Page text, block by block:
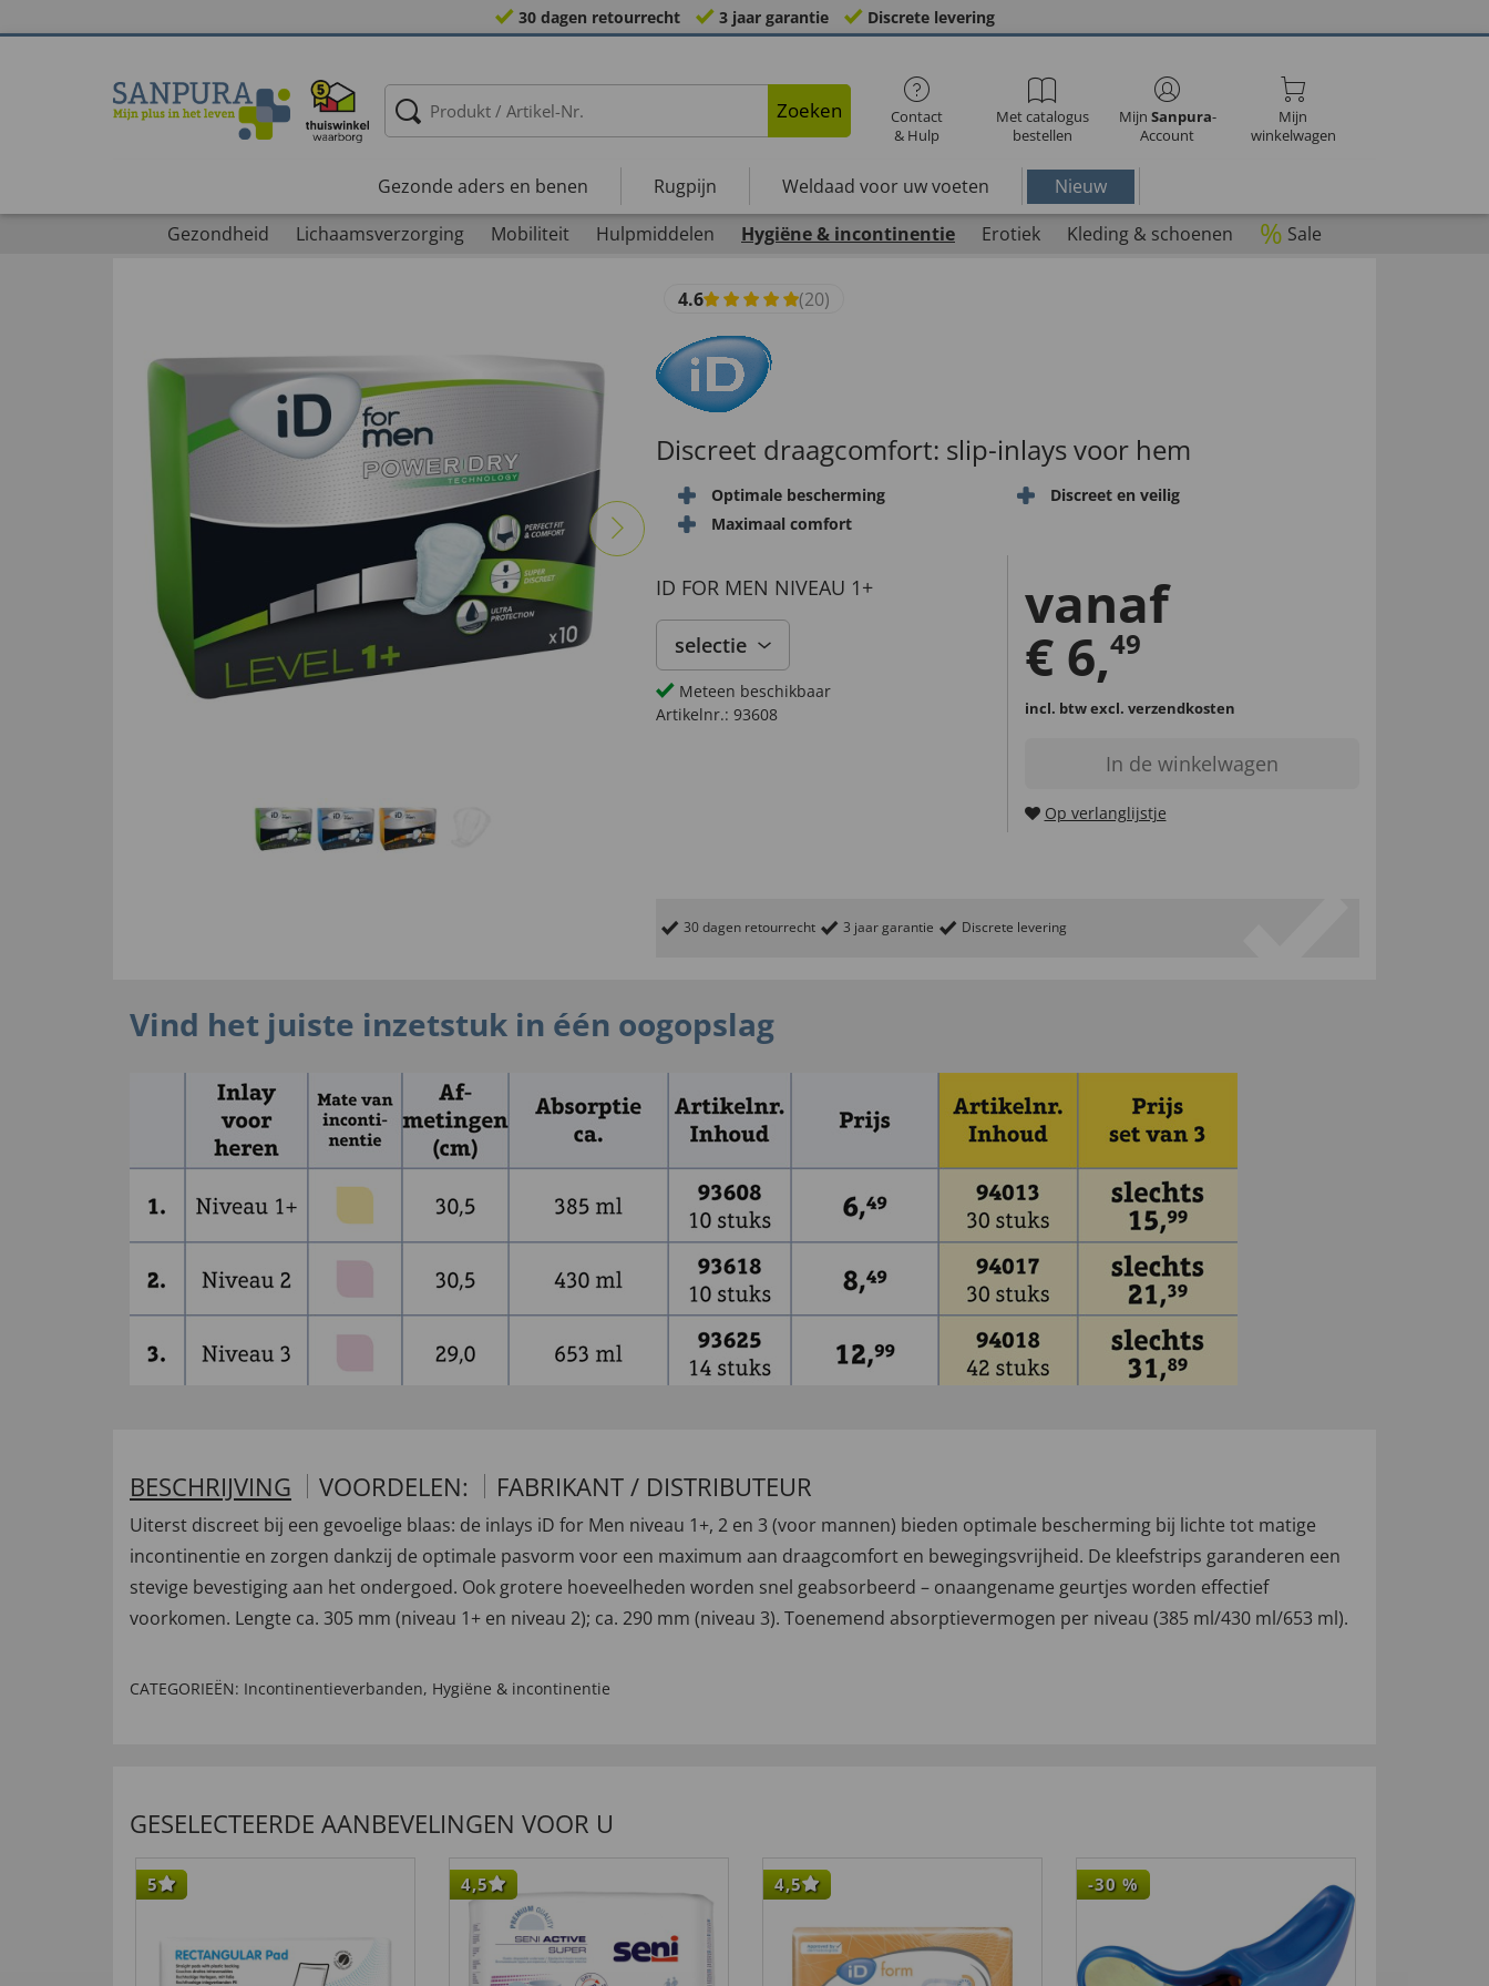
30 dagen retourrecht 3 jaar garantie Discrete levering
Zoeken
Contact
& Hulp
Met catalogus
bestellen
Mijn Sanpura-
Account
Mijn
winkelwagen
Gezonde aders en benen Rugpijn Weldaad voor uw voeten
Nieuw
Gezondheid
Lichaamsverzorging Mobiliteit Hulpmiddelen Hygiëne & incontinentie Erotiek Kleding & schoenen % Sale
4.6 (20)
Discreet draagcomfort: slip-inlays voor hem
Optimale bescherming
Maximaal comfort
Discreet en veilig
ID FOR MEN NIVEAU 1+
selectie
Meteen beschikbaar
Artikelnr.: 93608
vanaf
€ 6,49
incl. btwexcl. verzendkosten
In de winkelwagen
Op verlanglijstje
30 dagen retourrecht 3 jaar garantie Discrete levering
Vind het juiste inzetstuk in één oogopslag
BESCHRIJVING VOORDELEN: FABRIKANT / DISTRIBUTEUR
Uiterst discreet bij een gevoelige blaas: de inlays iD for Men niveau 1+, 2 en 3 (voor mannen) bieden optimale bescherming bij lichte tot matige
incontinentie en zorgen dankzij de optimale pasvorm voor een maximum aan draagcomfort en bewegingsvrijheid. De kleefstrips garanderen een
stevige bevestiging aan het ondergoed. Ook grotere hoeveelheden worden snel geabsorbeerd – onaangename geurtjes worden effectief
voorkomen. Lengte ca. 305 mm (niveau 1+ en niveau 2); ca. 290 mm (niveau 3). Toenemend absorptievermogen per niveau (385 ml/430 ml/653 ml).
CATEGORIEËN: Incontinentieverbanden, Hygiëne & incontinentie
GESELECTEERDE AANBEVELINGEN VOOR U
5 4,5 4,5 -30 %